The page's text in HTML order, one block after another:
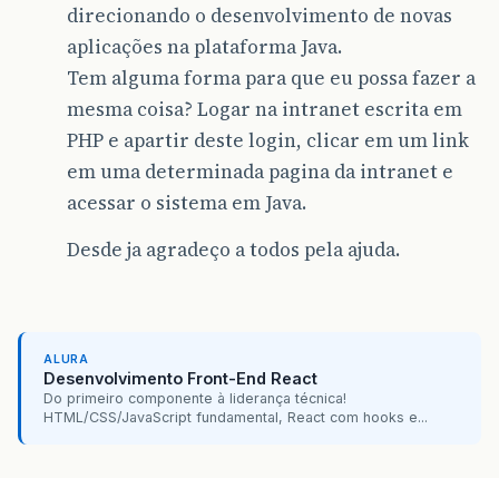
direcionando o desenvolvimento de novas
aplicações na plataforma Java.
Tem alguma forma para que eu possa fazer a
mesma coisa? Logar na intranet escrita em
PHP e apartir deste login, clicar em um link
em uma determinada pagina da intranet e
acessar o sistema em Java.
Desde ja agradeço a todos pela ajuda.
ALURA
Desenvolvimento Front-End React
Do primeiro componente à liderança técnica!
HTML/CSS/JavaScript fundamental, React com hooks e...